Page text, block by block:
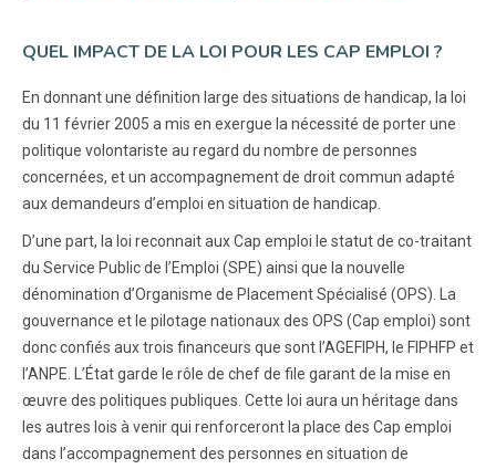
QUEL IMPACT DE LA LOI POUR LES CAP EMPLOI ?
En donnant une définition large des situations de handicap, la loi
du 11 février 2005 a mis en exergue la nécessité de porter une
politique volontariste au regard du nombre de personnes
concernées, et un accompagnement de droit commun adapté
aux demandeurs d’emploi en situation de handicap.
D’une part, la loi reconnait aux Cap emploi le statut de co-traitant
du Service Public de l’Emploi (SPE) ainsi que la nouvelle
dénomination d’Organisme de Placement Spécialisé (OPS). La
gouvernance et le pilotage nationaux des OPS (Cap emploi) sont
donc confiés aux trois financeurs que sont l’AGEFIPH, le FIPHFP et
l’ANPE. L’État garde le rôle de chef de file garant de la mise en
œuvre des politiques publiques. Cette loi aura un héritage dans
les autres lois à venir qui renforceront la place des Cap emploi
dans l’accompagnement des personnes en situation de